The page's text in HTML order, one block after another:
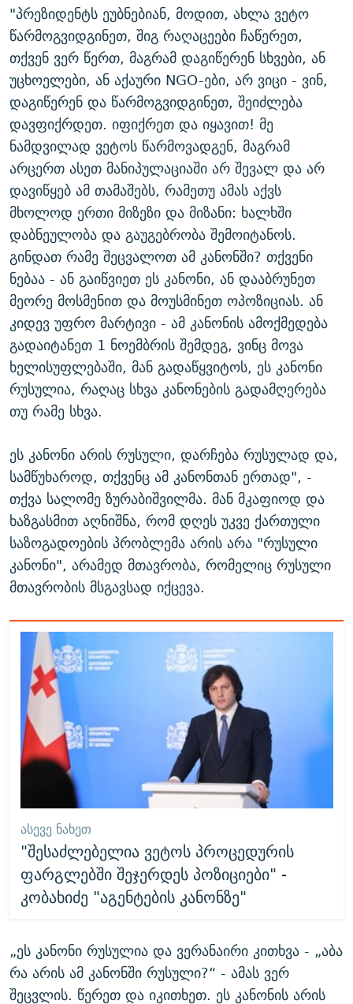
"პრეზიდენტს ეუბნებიან, მოდით, ახლა ვეტო
წარმოგვიდგინეთ, შიგ რაღაცეები ჩაწერეთ,
თქვენ ვერ წერთ, მაგრამ დაგიწერენ სხვები, ან
უცხოელები, ან აქაური NGO-ები, არ ვიცი - ვინ,
დაგიწერენ და წარმოგვიდგინეთ, შეიძლება
დავფიქრდეთ. იფიქრეთ და იყავით! მე
ნამდვილად ვეტოს წარმოვადგენ, მაგრამ
არცერთ ასეთ მანიპულაციაში არ შევალ და არ
დავიწყებ ამ თამაშებს, რამეთუ ამას აქვს
მხოლოდ ერთი მიზეზი და მიზანი: ხალხში
დაბნეულობა და გაუგებრობა შემოიტანოს.
გინდათ რამე შეცვალოთ ამ კანონში? თქვენი
ნებაა - ან გაიწვიეთ ეს კანონი, ან დააბრუნეთ
მეორე მოსმენით და მოუსმინეთ ოპოზიციას. ან
კიდევ უფრო მარტივი - ამ კანონის ამოქმედება
გადაიტანეთ 1 ნოემბრის შემდეგ, ვინც მოვა
ხელისუფლებაში, მან გადაწყვიტოს, ეს კანონი
რუსულია, რაღაც სხვა კანონების გადამღერება
თუ რამე სხვა.
ეს კანონი არის რუსული, დარჩება რუსულად და,
სამწუხაროდ, თქვენც ამ კანონთან ერთად", -
თქვა სალომე ზურაბიშვილმა. მან მკაფიოდ და
ხაზგასმით აღნიშნა, რომ დღეს უკვე ქართული
საზოგადოების პრობლემა არის არა "რუსული
კანონი", არამედ მთავრობა, რომელიც რუსული
მთავრობის მსგავსად იქცევა.
ᲐᲡᲔᲕᲔ ᲜᲐᲮᲔᲗ
"შესაძლებელია ვეტოს პროცედურის
ფარგლებში შეჯერდეს პოზიციები" -
კობახიძე "აგენტების კანონზე"
„ეს კანონი რუსულია და ვერანაირი კითხვა - „აბა
რა არის ამ კანონში რუსული?“ - ამას ვერ
შეცვლის. წერეთ და იკითხეთ. ეს კანონის არის